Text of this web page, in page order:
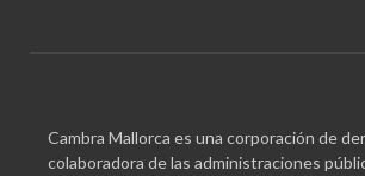
Cambra Mallorca es una corporación de
colaboradora de las administraciones